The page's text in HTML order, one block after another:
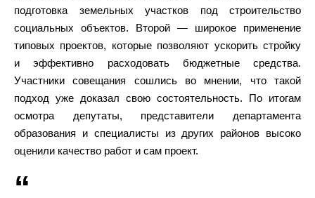
подготовка земельных участков под строительство
социальных объектов. Второй — широкое применение
типовых проектов, которые позволяют ускорить стройку
и эффективно расходовать бюджетные средства.
Участники совещания сошлись во мнении, что такой
подход уже доказал свою состоятельность. По итогам
осмотра депутаты, представители департамента
образования и специалисты из других районов высоко
оценили качество работ и сам проект.